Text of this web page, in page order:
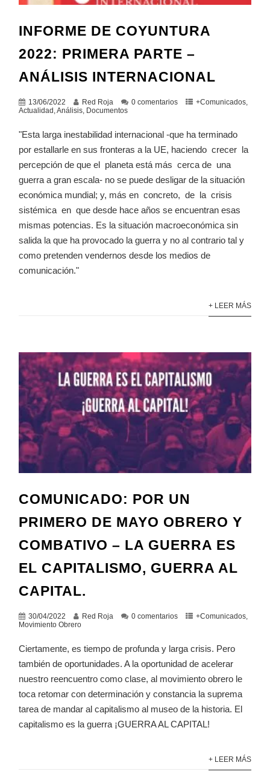
INFORME DE COYUNTURA
2022: PRIMERA PARTE –
ANÁLISIS INTERNACIONAL
13/06/2022 Red Roja 0 comentarios +Comunicados
Actualidad ,Análisis Documentos
"Esta larga inestabilidad internacional -que ha terminado
por estallarle en sus fronteras a la UE, haciendo crecer la
percepción de que el planeta está más cerca de una
guerra a gran escala- no se puede desligar de la situación
económica mundial; y, más en concreto, de la crisis
sistémica en que desde hace años se encuentran esas
mismas potencias. Es la situación macroeconómica sin
salida la que ha provocado la guerra y no al contrario tal y
como pretenden vendernos desde los medios de
comunicación."
+ LEER MÁS
COMUNICADO: POR UN
PRIMERO DE MAYO OBRERO Y
COMBATIVO – LA GUERRA ES
EL CAPITALISMO, GUERRA AL
CAPITAL.
30/04/2022 Red Roja 0 comentarios +Comunicados
Movimiento Obrero
Ciertamente, es tiempo de profunda y larga crisis. Pero
también de oportunidades. A la oportunidad de acelerar
nuestro reencuentro como clase, al movimiento obrero le
toca retomar con determinación y constancia la suprema
tarea de mandar al capitalismo al museo de la historia. El
capitalismo es la guerra ¡GUERRA AL CAPITAL!
+ LEER MÁS